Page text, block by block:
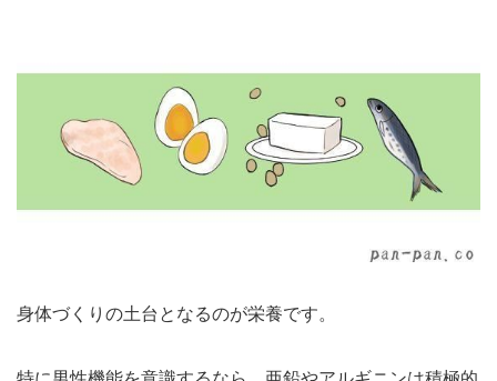
身体づくりの土台となるのが栄養です。